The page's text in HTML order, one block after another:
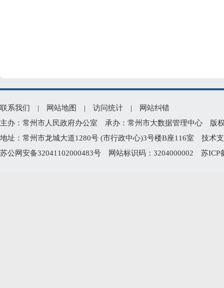
联系我们 | 网站地图 | 访问统计 |
网站纠错
主办：常州市人民政府办公室 承办：常州市大数据管理中心 版
地址：常州市龙城大道1280号 (市行政中心)3号楼B座116室 技术
苏公网安备32041102000483号 网站标识码：3204000002 苏ICP